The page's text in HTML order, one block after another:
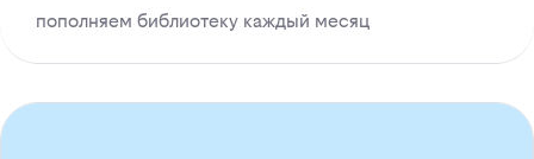
пополняем библиотеку каждый месяц